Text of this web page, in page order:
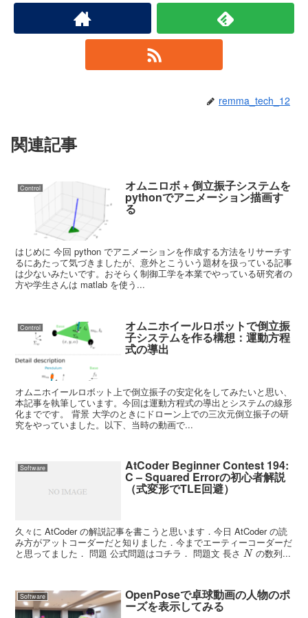
remma_tech_12
関連記事
Control オムニロボ + 倒立振子システムを
pythonでアニメーション描画す
る
はじめに 今回 python でアニメーションを作成する方法をリサーチす
るにあたって気づきましたが、意外とこういう題材を扱っている記事
は少ないみたいです。おそらく制御工学を本業でやっている研究者の
方や学生さんは matlab を使う...
Control オムニホイールロボットで倒立振
子システムを作る構想：運動方程
式の導出
オムニホイールロボット上で倒立振子の安定化をしてみたいと思い、
本記事を執筆しています。今回は運動方程式の導出とシステムの線形
化までです。 背景 大学のときにドローン上での三次元倒立振子の研
究をやっていました。以下、当時の動画で...
Software AtCoder Beginner Contest 194:
C – Squared Errorの初心者解説
（式変形でTLE回避）
久々に AtCoder の解説記事を書こうと思います．今日 AtCoder の読
み方がアットコーダーだと知りました．今までエーティーコーダーだ
と思ってました． 問題 公式問題はコチラ． 問題文 長さ
N
の数列...
Software OpenPoseで卓球動画の人物のポ
ーズを表示してみる